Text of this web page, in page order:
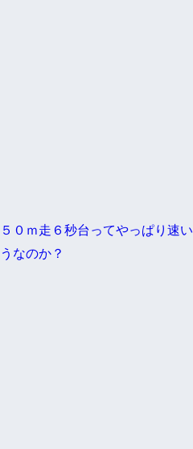
５０ｍ走６秒台ってやっぱり速
うなのか？